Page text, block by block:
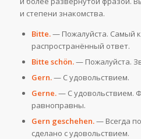
и степени знакомства.
Bitte.— Пожалуйста. Самый
распространённый ответ.
Bitte schön.— Пожалуйста.
Gern.— С удовольствием.
Gerne.— С удовольствием.
равноправны.
Gern geschehen.— Всегда
сделано с удовольствием.